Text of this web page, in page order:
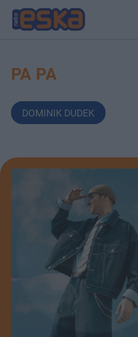
PA PA
DOMINIK DUDEK